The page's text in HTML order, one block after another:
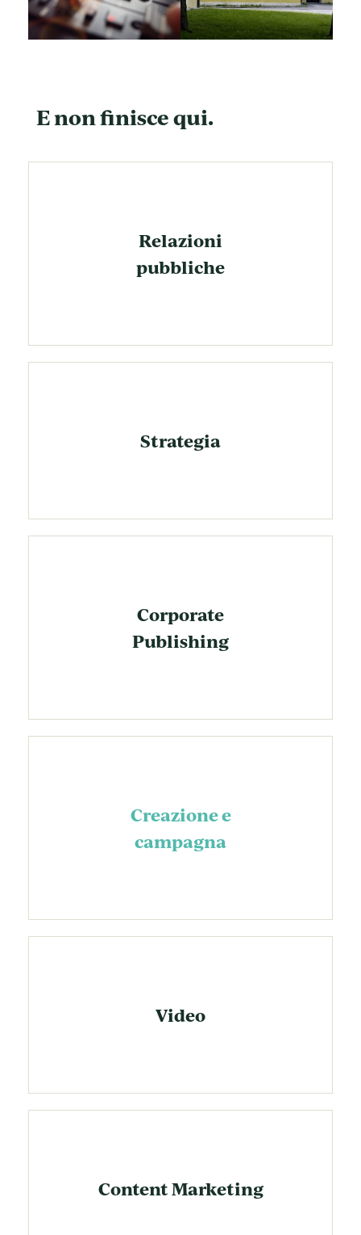
E non finisce qui.
Relazioni
pubbliche
Strategia
Corporate
Publishing
Creazione e
campagna
Video
Content Marketing